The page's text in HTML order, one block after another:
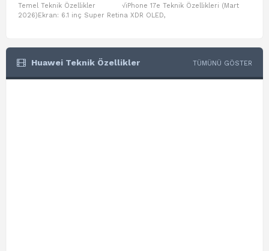
Temel Teknik Özellikler √iPhone 17e Teknik Özellikleri (Mart
2026)Ekran: 6.1 inç Super Retina XDR OLED,
Huawei Teknik Özellikler TÜMÜNÜ GÖSTER